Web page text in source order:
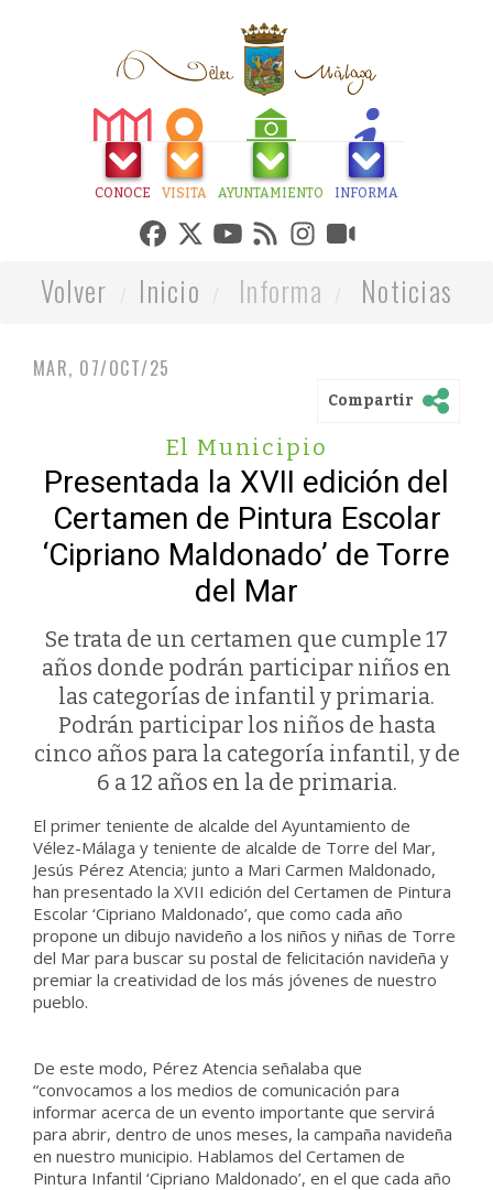
CONOCE VISITA AYUNTAMIENTO INFORMA
Volver Inicio Informa Noticias
MAR, 07/OCT/25
Compartir
El Municipio
Presentada la XVII edición del
Certamen de Pintura Escolar
‘Cipriano Maldonado’ de Torre
del Mar
Se trata de un certamen que cumple 17
años donde podrán participar niños en
las categorías de infantil y primaria.
Podrán participar los niños de hasta
cinco años para la categoría infantil, y de
6 a 12 años en la de primaria.
El primer teniente de alcalde del Ayuntamiento de
Vélez-Málaga y teniente de alcalde de Torre del Mar,
Jesús Pérez Atencia; junto a Mari Carmen Maldonado,
han presentado la XVII edición del Certamen de Pintura
Escolar ‘Cipriano Maldonado’, que como cada año
propone un dibujo navideño a los niños y niñas de Torre
del Mar para buscar su postal de felicitación navideña y
premiar la creatividad de los más jóvenes de nuestro
pueblo.
De este modo, Pérez Atencia señalaba que
“convocamos a los medios de comunicación para
informar acerca de un evento importante que servirá
para abrir, dentro de unos meses, la campaña navideña
en nuestro municipio. Hablamos del Certamen de
Pintura Infantil ‘Cipriano Maldonado’, en el que cada año